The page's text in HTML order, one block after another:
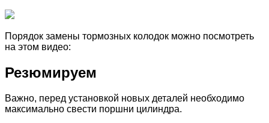
Порядок замены тормозных колодок можно посмотреть
на этом видео:
Резюмируем
Важно, перед установкой новых деталей необходимо
максимально свести поршни цилиндра.